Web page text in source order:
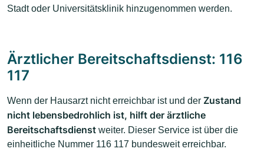
Stadt oder Universitätsklinik hinzugenommen werden.
Ärztlicher Bereitschaftsdienst: 116
117
Wenn der Hausarzt nicht erreichbar ist und der Zustand
nicht lebensbedrohlich ist, hilft der ärztliche
Bereitschaftsdienst weiter. Dieser Service ist über die
einheitliche Nummer 116 117 bundesweit erreichbar.